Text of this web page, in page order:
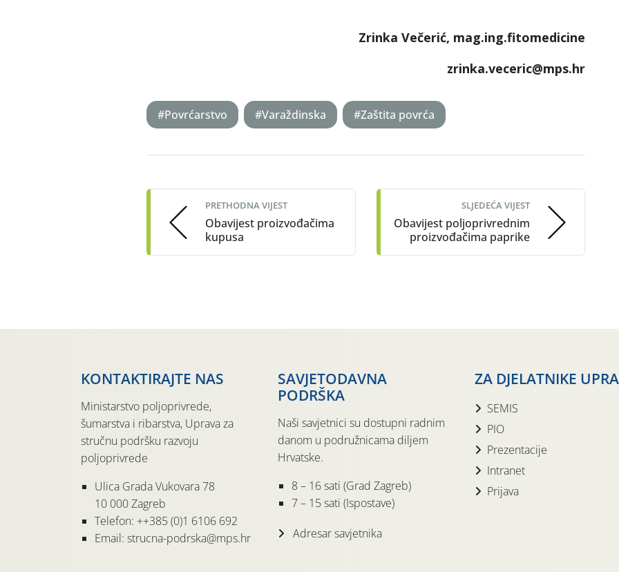
Zrinka Večerić, mag.ing.fitomedicine
zrinka.veceric@mps.hr
#Povrćarstvo #Varaždinska #Zaštita povrća
navigation
PRETHODNA VIJEST
Obavijest proizvođačima
kupusa
SLJEDEĆA VIJEST
Obavijest poljoprivrednim
proizvođačima paprike
KONTAKTIRAJTE NAS
Ministarstvo poljoprivrede,
šumarstva i ribarstva, Uprava za
stručnu podršku razvoju
poljoprivrede
Ulica Grada Vukovara 78
10 000 Zagreb
Telefon: ++385 (0)1 6106 692
Email: strucna-podrska@mps.hr
SAVJETODAVNA
PODRŠKA
Naši savjetnici su dostupni radnim
danom u podružnicama diljem
Hrvatske.
8 – 16 sati (Grad Zagreb)
7 – 15 sati (Ispostave)
Adresar savjetnika
ZA DJELATNIKE
SEMIS
PIO
Prezentacije
Intranet
Prijava